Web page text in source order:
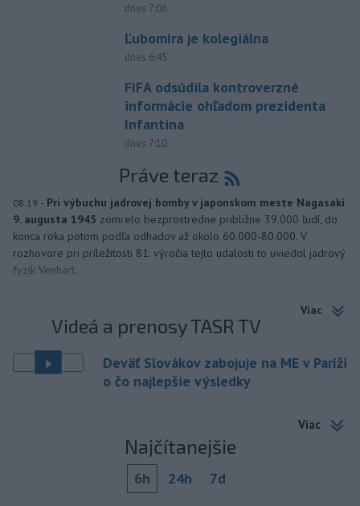
dnes 7:06
Ľubomíra je kolegiálna
dnes 6:45
FIFA odsúdila kontroverzné
informácie ohľadom prezidenta
Infantina
dnes 7:10
Práve teraz
08:19 - Pri výbuchu jadrovej bomby v japonskom meste Nagasaki
9. augusta 1945 zomrelo bezprostredne približne 39.000 ľudí, do
konca roka potom podľa odhadov až okolo 60.000-80.000. V
rozhovore pri príležitosti 81. výročia tejto udalosti to uviedol jadrový
fyzik Venhart.
Viac
Videá a prenosy TASR TV
Deväť Slovákov zabojuje na ME v Paríži
o čo najlepšie výsledky
Viac
Najčítanejšie
6h 24h 7d